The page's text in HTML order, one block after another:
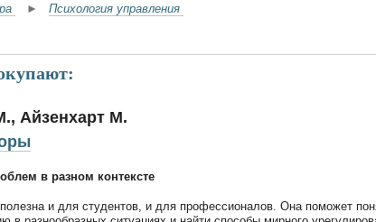
► Психология управления
Айзенхарт М.
в разном контексте
полезна и для студентов, и для профессионалов. Она поможет